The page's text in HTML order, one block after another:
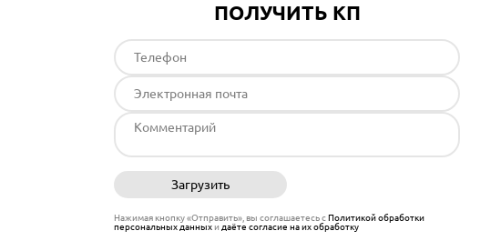
ПОЛУЧИТЬ КП
Загрузить
Нажимая кнопку «Отправить», вы соглашаетесь сПолитикой обработки
персональных данныхи даёте согласие на их обработку